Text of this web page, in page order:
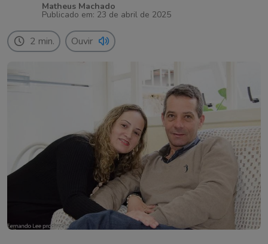
Matheus Machado
Publicado em: 23 de abril de 2025
2 min. Ouvir